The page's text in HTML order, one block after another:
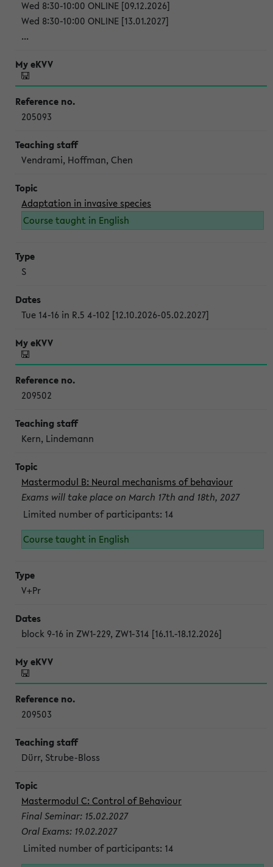
Wed 8:30-10:00 ONLINE [09.12.2026]
Wed 8:30-10:00 ONLINE [13.01.2027]
...
205093
Vendrami, Hoffman, Chen
Adaptation in invasive species
Course taught in English
S
Tue 14-16 in R.5 4-102 [12.10.2026-05.02.2027]
209502
Kern, Lindemann
Mastermodul B: Neural mechanisms of behaviour
Exams will take place on March 17th and 18th, 2027
Limited number of participants: 14
Course taught in English
V+Pr
block 9-16 in ZW1-229, ZW1-314 [16.11.-18.12.2026]
209503
Dürr, Strube-Bloss
Mastermodul C: Control of Behaviour
Final Seminar: 15.02.2027
Oral Exams: 19.02.2027
Limited number of participants: 14